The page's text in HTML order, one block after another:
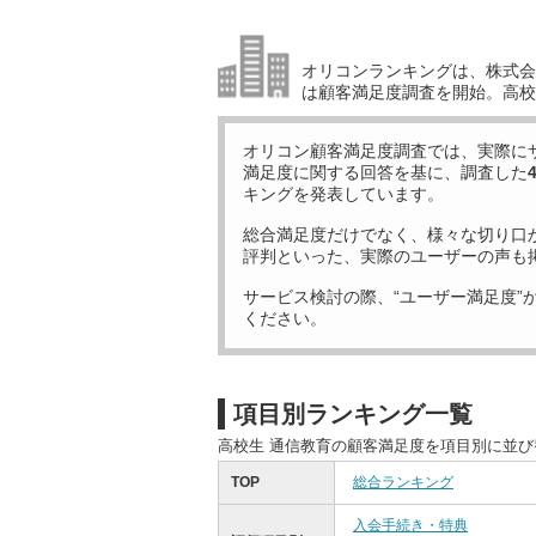
オリコンランキングは、株式
は顧客満足度調査を開始。高
オリコン顧客満足度調査では、実際に
満足度に関する回答を基に、調査した4
キングを発表しています。
総合満足度だけでなく、様々な切り口
評判といった、実際のユーザーの声も
サービス検討の際、“ユーザー満足度”
ください。
項目別ランキング一覧
高校生 通信教育の顧客満足度を項目別に並
TOP 総合ランキング
入会手続き・特典